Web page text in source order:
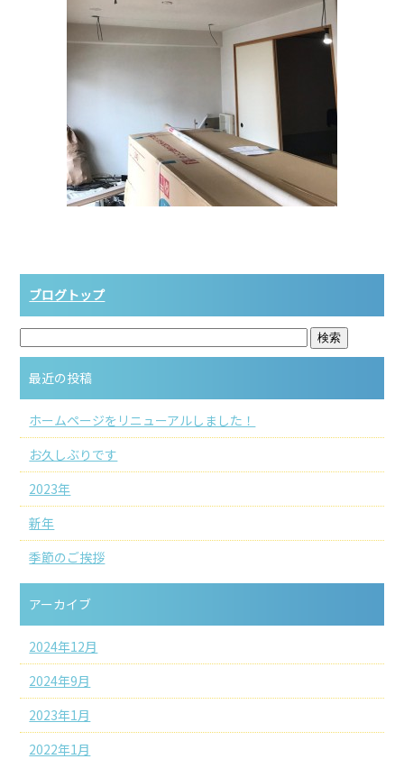
ブログトップ
最近の投稿
ホームページをリニューアルしました！
お久しぶりです
2023年
新年
季節のご挨拶
アーカイブ
2024年12月
2024年9月
2023年1月
2022年1月